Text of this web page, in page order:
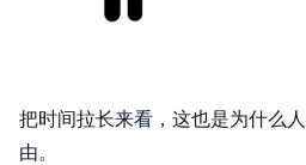
把时间拉长来看，这也是为什么
由。